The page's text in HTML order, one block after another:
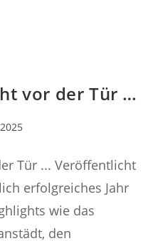
vor der Tür …
Tür ... Veröffentlicht
erfolgreiches Jahr
wie das
den